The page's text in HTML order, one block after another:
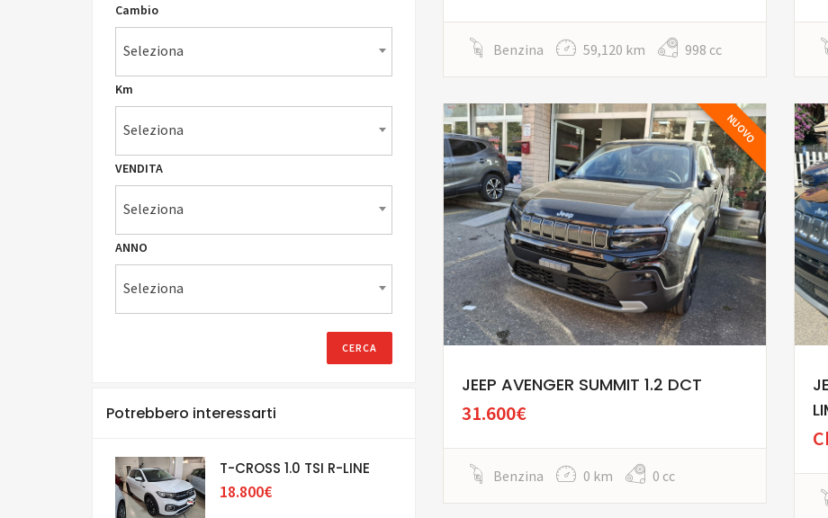
Benzina 59,120 km 998 cc
NUOVO
JEEP AVENGER SUMMIT 1.2 DCT
31.600€
Benzina 0 km 0 cc
Cambio
Seleziona
Km
Seleziona
VENDITA
Seleziona
ANNO
Seleziona
Potrebbero interessarti
T-CROSS 1.0 TSI R-LINE
18.800€